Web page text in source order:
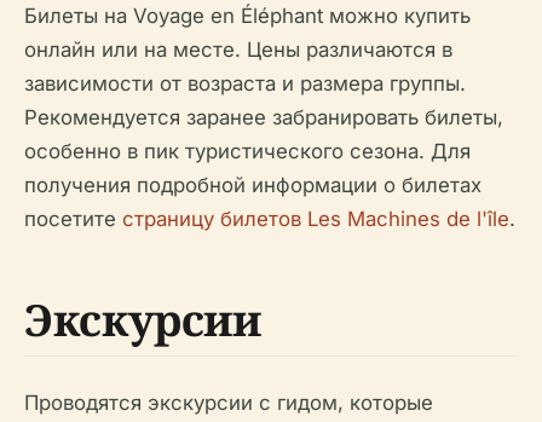
Билеты на Voyage en Éléphant можно купить
онлайн или на месте. Цены различаются в
зависимости от возраста и размера группы.
Рекомендуется заранее забранировать билеты,
особенно в пик туристического сезона. Для
получения подробной информации о билетах
посетите страницу билетов Les Machines de l'île.
Экскурсии
Проводятся экскурсии с гидом, которые